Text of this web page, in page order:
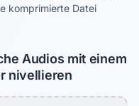
komprimierte Datei
Audios mit einem
nivellieren